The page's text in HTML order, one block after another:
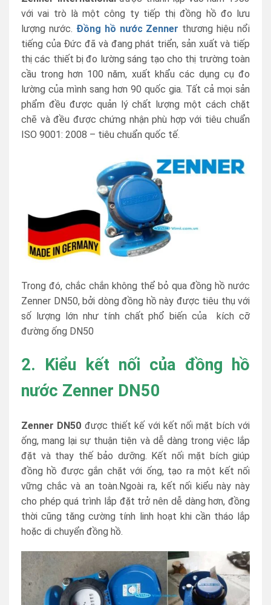
với vai trò là một công ty tiếp thị đồng hồ đo lưu
lượng nước. Đồng hồ nước Zenner thương hiệu nổi
tiếng của Đức đã và đang phát triển, sản xuất và tiếp
thị các thiết bị đo lường sáng tạo cho thị trường toàn
cầu trong hơn 100 năm, xuất khẩu các dụng cụ đo
lường của mình sang hơn 90 quốc gia. Tất cả mọi sản
phẩm đều được quản lý chất lượng một cách chặt
chẽ và đều được chứng nhận phù hợp với tiêu chuẩn
ISO 9001: 2008 – tiêu chuẩn quốc tế.
Trong đó, chắc chắn không thể bỏ qua đồng hồ nước
Zenner DN50, bởi dòng đồng hồ này được tiêu thụ với
số lượng lớn như tính chất phổ biến của kích cỡ
đường ống DN50
2. Kiểu kết nối của đồng hồ
nước Zenner DN50
Zenner DN50 được thiết kế với kết nối mặt bích với
ống, mang lại sự thuận tiện và dễ dàng trong việc lắp
đặt và thay thế bảo dưỡng. Kết nối mặt bích giúp
đồng hồ được gắn chặt với ống, tạo ra một kết nối
vững chắc và an toàn.Ngoài ra, kết nối kiểu này này
cho phép quá trình lắp đặt trở nên dễ dàng hơn, đồng
thời cũng tăng cường tính linh hoạt khi cần tháo lắp
hoặc di chuyển đồng hồ.